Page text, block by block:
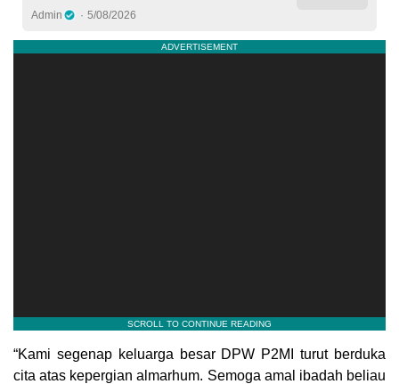
Admin 5/08/2026
“Kami segenap keluarga besar DPW P2MI turut berduka
cita atas kepergian almarhum. Semoga amal ibadah beliau